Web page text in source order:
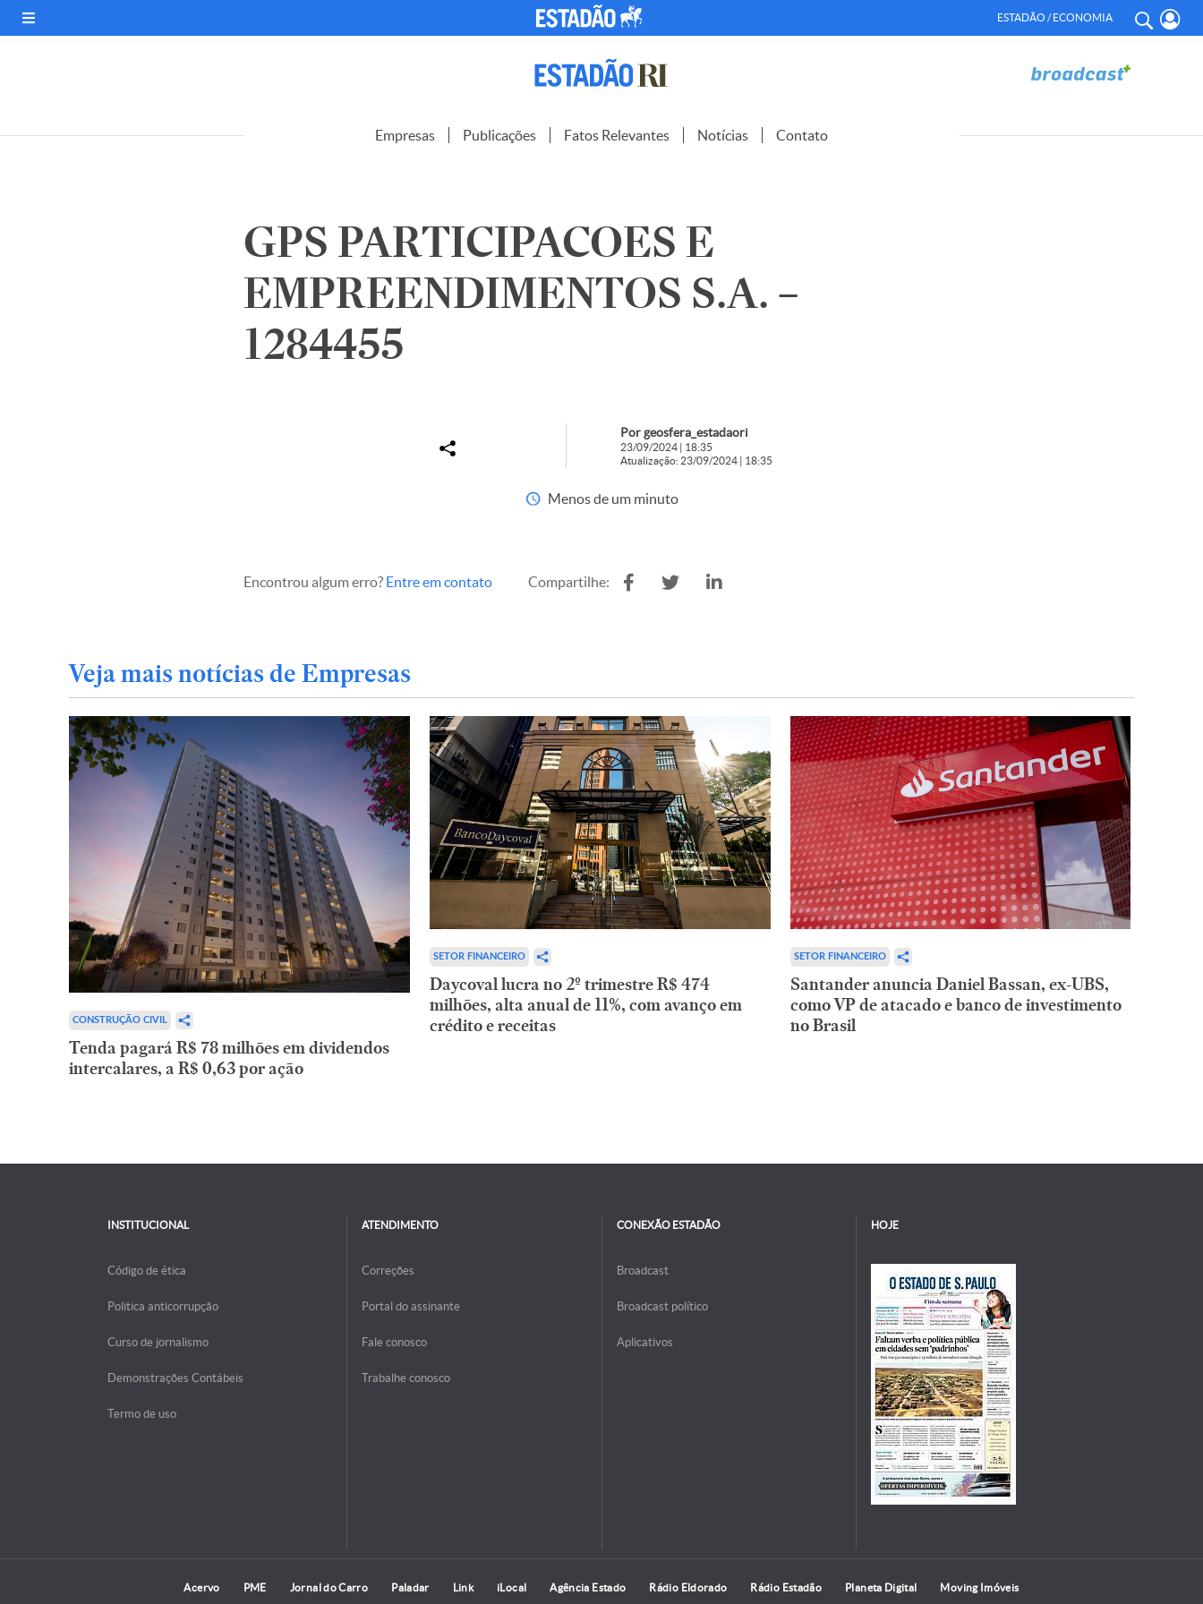
ESTADÃO / ECONOMIA
Empresas Publicações Fatos Relevantes Notícias Contato
GPS PARTICIPACOES E
EMPREENDIMENTOS S.A. –
1284455
Por geosfera_estadaori
23/09/2024 | 18:35
Atualização: 23/09/2024 | 18:35
Menos de um minuto
Encontrou algum erro? Entre em contato Compartilhe:
Veja mais notícias de Empresas
CONSTRUÇÃO CIVIL
Tenda pagará R$ 78 milhões em dividendos
intercalares, a R$ 0,63 por ação
SETOR FINANCEIRO
Daycoval lucra no 2º trimestre R$ 474
milhões, alta anual de 11%, com avanço em
crédito e receitas
SETOR FINANCEIRO
Santander anuncia Daniel Bassan, ex-UBS,
como VP de atacado e banco de investimento
no Brasil
INSTITUCIONAL
Código de ética
Politica anticorrupção
Curso de jornalismo
Demonstrações Contábeis
Termo de uso
ATENDIMENTO
Correções
Portal do assinante
Fale conosco
Trabalhe conosco
CONEXÃO ESTADÃO
Broadcast
Broadcast político
Aplicativos
HOJE
Acervo PME Jornal do Carro Paladar Link iLocal Agência Estado Rádio Eldorado Rádio Estadão Planeta Digital Moving Imóveis